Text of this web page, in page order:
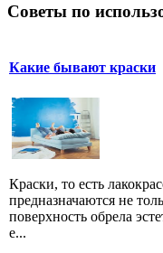
Советы по
Какие бывают краски
Краски, то есть
предназначаются не
поверхность обрела
е...